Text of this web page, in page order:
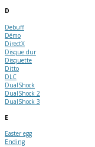
D
Debuff
Démo
DirectX
Disque dur
Disquette
Ditto
DLC
DualShock
DualShock 2
DualShock 3
E
Easter egg
Ending